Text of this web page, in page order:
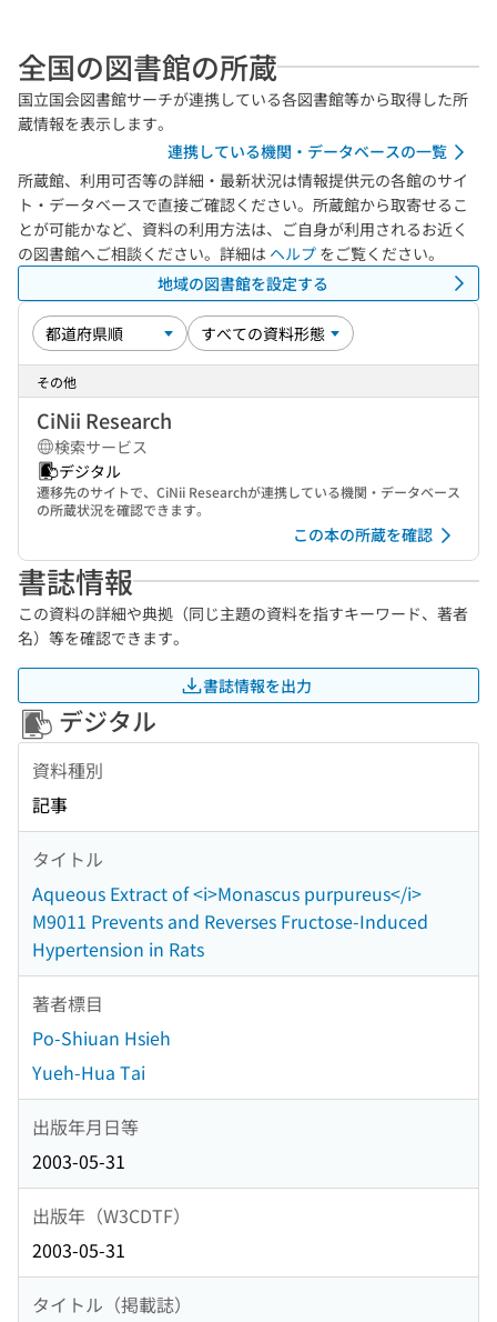
全国の図書館の所蔵
国立国会図書館サーチが連携している各図書館等から取得した所
蔵情報を表示します。
連携している機関・データベースの一覧
所蔵館、利用可否等の詳細・最新状況は情報提供元の各館のサイ
ト・データベースで直接ご確認ください。所蔵館から取寄せるこ
とが可能かなど、資料の利用方法は、ご自身が利用されるお近く
の図書館へご相談ください。詳細は ヘルプ をご覧ください。
地域の図書館を設定する
その他
CiNii Research
検索サービス
デジタル
遷移先のサイトで、CiNii Researchが連携している機関・データベース
の所蔵状況を確認できます。
この本の所蔵を確認
書誌情報
この資料の詳細や典拠（同じ主題の資料を指すキーワード、著者
名）等を確認できます。
書誌情報を出力
デジタル
資料種別
記事
タイトル
Aqueous Extract of <i>Monascus purpureus</i>
M9011 Prevents and Reverses Fructose-Induced
Hypertension in Rats
著者標目
Po-Shiuan Hsieh
Yueh-Hua Tai
出版年月日等
2003-05-31
出版年（W3CDTF）
2003-05-31
タイトル（掲載誌）